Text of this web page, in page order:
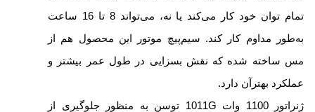
تمام توان خود کار می‌کند یا نه، می‌تواند 8 تا 16 ساعت
به‌طور مداوم کار کند. سیم‌پیچ موتور این محصول هم از
مس ساخته شده که نقش بسزایی در طول عمر بیشتر و
عملکرد بهترآن دارد.
ژنراتور 1100 وات 1011G توسن به منظور جلوگیری از